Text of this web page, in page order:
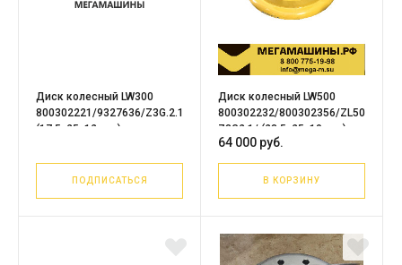
Диск колесный LW300
800302221/9327636/Z3G.2.1
(17,5х25, 12 отв)
ПОДПИСАТЬСЯ
Диск колесный LW500
800302232/800302356/ZL50E.5.1/
Z3G2.1/ (23,5х25, 10 отв)
64 000 руб.
В КОРЗИНУ